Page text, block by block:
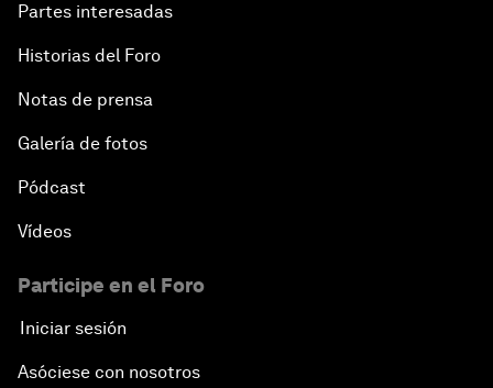
Partes interesadas
Historias del Foro
Notas de prensa
Galería de fotos
Pódcast
Vídeos
Participe en el Foro
Iniciar sesión
Asóciese con nosotros